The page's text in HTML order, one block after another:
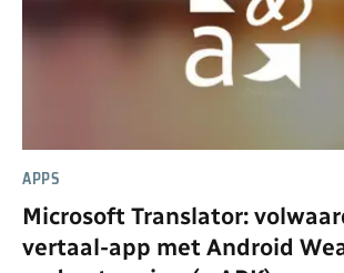
APPS
Microsoft Translator:
vertaal-app met Android